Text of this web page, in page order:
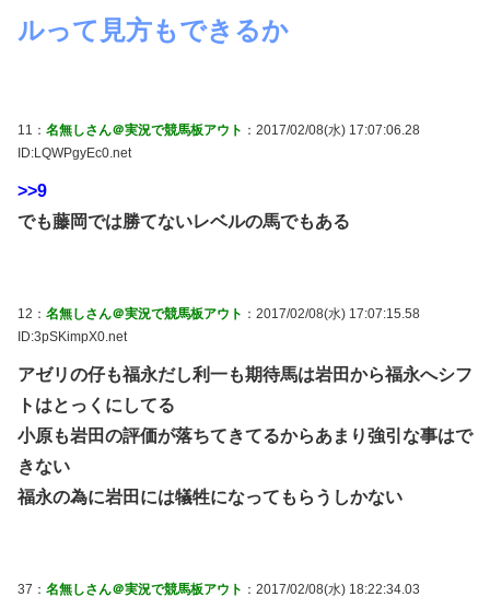
ルって見方もできるか
11： 名無しさん＠実況で競馬板アウト ：2017/02/08(水) 17:07:06.28
ID:LQWPgyEc0.net
>>9
でも藤岡では勝てないレベルの馬でもある
12： 名無しさん＠実況で競馬板アウト ：2017/02/08(水) 17:07:15.58
ID:3pSKimpX0.net
アゼリの仔も福永だし利一も期待馬は岩田から福永へシフ
トはとっくにしてる
小原も岩田の評価が落ちてきてるからあまり強引な事はで
きない
福永の為に岩田には犠牲になってもらうしかない
37： 名無しさん＠実況で競馬板アウト ：2017/02/08(水) 18:22:34.03